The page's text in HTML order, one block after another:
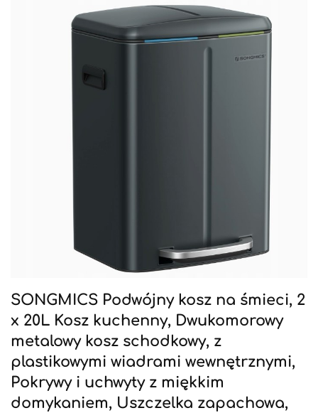
SONGMICS Podwójny kosz na śmieci, 2
x 20L Kosz kuchenny, Dwukomorowy
metalowy kosz schodkowy, z
plastikowymi wiadrami wewnętrznymi,
Pokrywy i uchwyty z miękkim
domykaniem, Uszczelka zapachowa,